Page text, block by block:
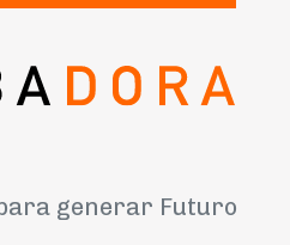
generar Futuro